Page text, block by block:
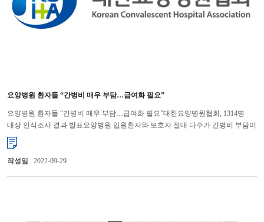
요양병원 환자들 “간병비 매우 부담…급여화 필요”
요양병원 환자들 “간병비 매우 부담…급여화 필요”대한요양병원협회, 1314명
대상 인식조사 결과 발표요양병원 입원환자와 보호자 절대 다수가 간병비 부담이
매우 커 보험 급여화에 찬성하는 것으로 조사됐다. 대한...
작성일 : 2022-09-29